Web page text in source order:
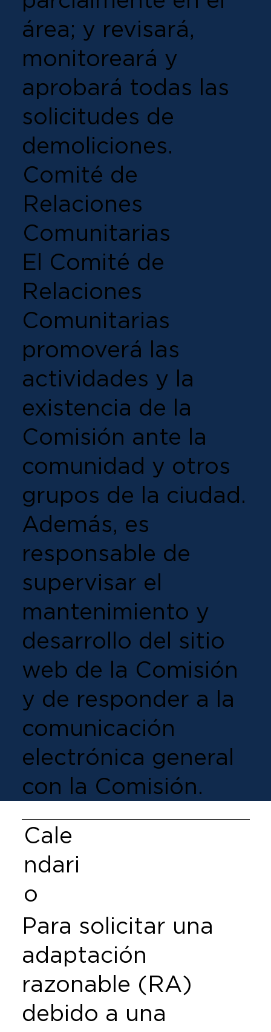
Cale
ndari
o
Para solicitar una
adaptación
razonable (RA)
debido a una
área; y revisará,
monitoreará y
aprobará todas las
solicitudes de
demoliciones.
Comité de
Relaciones
Comunitarias
El Comité de
Relaciones
Comunitarias
promoverá las
actividades y la
existencia de la
Comisión ante la
comunidad y otros
grupos de la ciudad.
Además, es
responsable de
supervisar el
mantenimiento y
desarrollo del sitio
web de la Comisión
y de responder a la
comunicación
electrónica general
con la Comisión.